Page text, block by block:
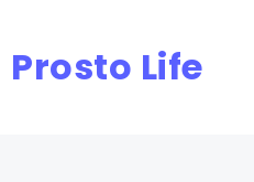
Prosto Life